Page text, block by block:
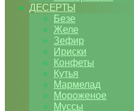
ДЕСЕРТЫ
Безе
Желе
Зефир
Ириски
Конфеты
Кутья
Мармелад
Мороженое
Муссы